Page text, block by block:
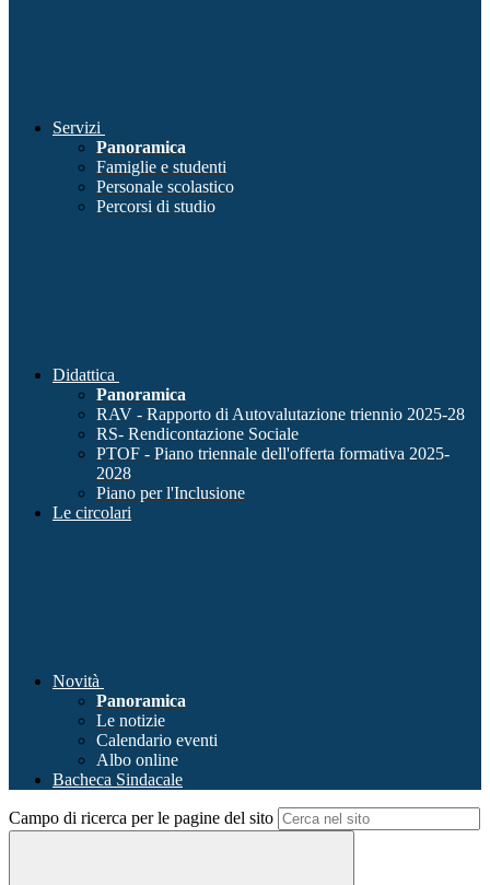
Servizi
Panoramica
Famiglie e studenti
Personale scolastico
Percorsi di studio
Didattica
Panoramica
RAV - Rapporto di Autovalutazione triennio 2025-28
RS- Rendicontazione Sociale
PTOF - Piano triennale dell'offerta formativa 2025-
2028
Piano per l'Inclusione
Le circolari
Novità
Panoramica
Le notizie
Calendario eventi
Albo online
Bacheca Sindacale
Campo di ricerca per le pagine del sito